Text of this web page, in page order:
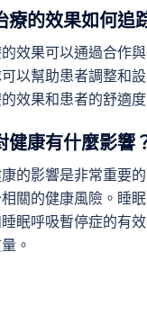
療的效果如何追
效果可以通過合作
以幫助患者調整和
效果和患者的舒適度
健康有什麼影響
的影響是非常重要
關的健康風險。睡
眠呼吸暫停症的有
。